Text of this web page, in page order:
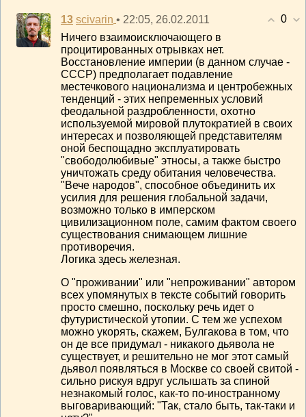
0
13 scivarin • 22:05, 26.02.2011
Ничего взаимоисключающего в
процитированных отрывках нет.
Восстановление империи (в данном случае -
СССР) предполагает подавление
местечкового национализма и центробежных
тенденций - этих непременных условий
феодальной раздробленности, охотно
используемой мировой плутократией в своих
интересах и позволяющей представителям
оной беспощадно эксплуатировать
"свободолюбивые" этносы, а также быстро
уничтожать среду обитания человечества.
"Вече народов", способное объединить их
усилия для решения глобальной задачи,
возможно только в имперском
цивилизационном поле, самим фактом своего
существования снимающем лишние
противоречия.
Логика здесь железная.
О "проживании" или "непроживании" автором
всех упомянутых в тексте событий говорить
просто смешно, поскольку речь идет о
футуристической утопии. С тем же успехом
можно укорять, скажем, Булгакова в том, что
он де все придумал - никакого дьявола не
существует, и решительно не мог этот самый
дьявол появляться в Москве со своей свитой -
сильно рискуя вдруг услышать за спиной
незнакомый голос, как-то по-иностранному
выговаривающий: "Так, стало быть, так-таки и